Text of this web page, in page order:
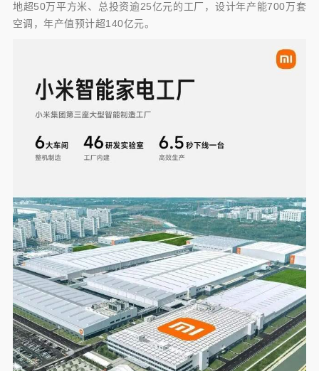
地超50万平方米、总投资逾25亿元的工厂，设计年产能700万套
空调，年产值预计超140亿元。